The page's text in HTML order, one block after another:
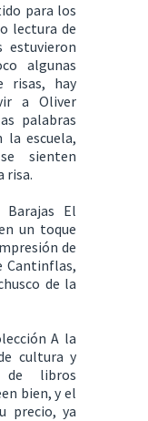
para los
lectura de
algunas
risas, hay
a Oliver
palabras
la escuela,
sienten
risa.
Barajas El
un toque
de
Cantinflas,
de la
A la
cultura y
libros
bien, y el
precio, ya